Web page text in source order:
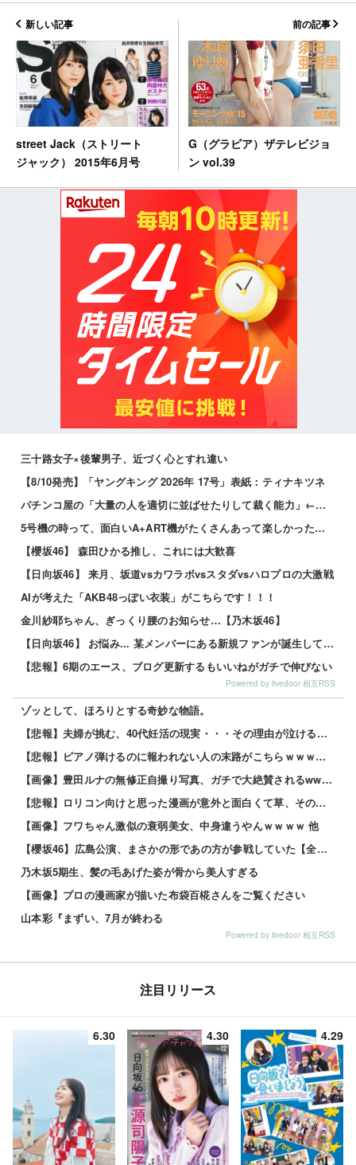
新しい記事
street Jack（ストリート
ジャック） 2015年6月号
前の記事
G（グラビア）ザテレビジョ
ン vol.39
三十路女子×後輩男子、近づく心とすれ違い
【8/10発売】「ヤングキング 2026年 17号」表紙：ティナキツネ
パチンコ屋の「大量の人を適切に並ばせたりして裁く能力」←これガチで凄いよなｗｗｗ
5号機の時って、面白いA+ART機がたくさんあって楽しかったよなｗｗｗ
【櫻坂46】 森田ひかる推し、これには大歓喜
【日向坂46】 来月、坂道vsカワラボvsスタダvsハロプロの大激戦
AIが考えた「AKB48っぽい衣装」がこちらです！！！
金川紗耶ちゃん、ぎっくり腰のお知らせ…【乃木坂46】
【日向坂46】 お悩み... 某メンバーにある新規ファンが誕生していた
【悲報】6期のエース、ブログ更新するもいいねがガチで伸びない
Powered by livedoor 相互RSS
ゾッとして、ほろりとする奇妙な物語。
【悲報】夫婦が挑む、40代妊活の現実・・・その理由が泣けるｗｗｗｗ 他
【悲報】ピアノ弾けるのに報われない人の末路がこちらｗｗｗｗｗ 他
【画像】豊田ルナの無修正自撮り写真、ガチで大絶賛されるwww 他
【悲報】ロリコン向けと思った漫画が意外と面白くて草、その理由がこれｗｗｗｗ 他
【画像】フワちゃん激似の衰弱美女、中身違うやんｗｗｗｗ 他
【櫻坂46】広島公演、まさかの形であの方が参戦していた【全国ツアー2026 What’s lonesome?】
乃木坂5期生、髪の毛あげた姿が骨から美人すぎる
【画像】プロの漫画家が描いた布袋百椛さんをご覧ください
山本彩『まずい、7月が終わる
Powered by livedoor 相互RSS
注目リリース
6.30 4.30 4.29